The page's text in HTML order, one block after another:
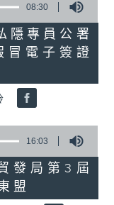
08:30
專員公署
冒電子簽證
16:03
局第3屆
盟